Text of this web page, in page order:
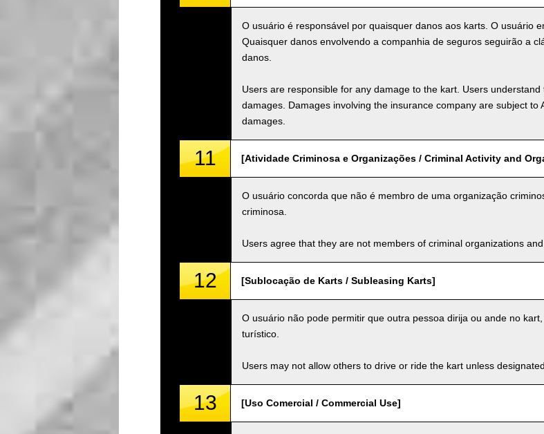
O usuário é responsável por quaisquer danos aos karts. O usuário
Quaisquer danos envolvendo a companhia de seguros seguirão a
danos.
Users are responsible for any damage to the kart. Users
damages. Damages involving the insurance company are subject to
damages.
11 [Atividade Criminosa e Organizações / Criminal Activity and
O usuário concorda que não é membro de uma organização
criminosa.
Users agree that they are not members of criminal organizations
12 [Sublocação de Karts / Subleasing Karts]
O usuário não pode permitir que outra pessoa dirija ou ande no
turístico.
Users may not allow others to drive or ride the kart unless
13 [Uso Comercial / Commercial Use]